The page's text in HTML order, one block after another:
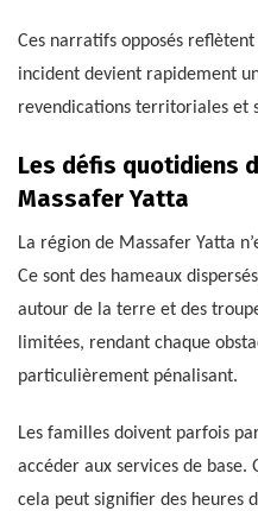
Ces narratifs opposés
incident devient rapidement
revendications territoriales et
Les défis quotidiens
Massafer Yatta
La région de Massafer Yatta
Ce sont des hameaux
autour de la terre et des
limitées, rendant chaque
particulièrement pénalisant.
Les familles doivent parfois
accéder aux services de base.
cela peut signifier des heures